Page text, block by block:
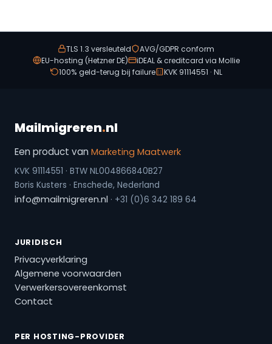
TLS 1.3 versleuteld
AVG/GDPR conform
EU-hosting (Hetzner DE)
iDEAL & creditcard via Mollie
100% geld-terug bij failure
KVK 91114551 · NL
Mailmigreren.nl
Een product van Marketing Maatwerk
KVK 91114551 · BTW NL004866840B27
Boris Kusters · Enschede, Nederland
info@mailmigreren.nl · +31 (0)6 342 189 64
JURIDISCH
Privacyverklaring
Algemene voorwaarden
Verwerkersovereenkomst
Contact
PER HOSTING-PROVIDER